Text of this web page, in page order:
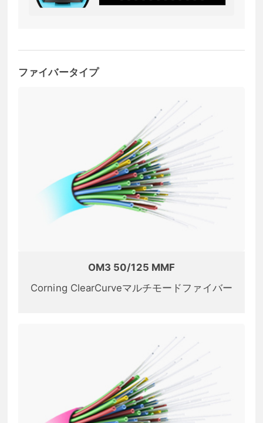
ファイバータイプ
OM3 50/125 MMF
Corning ClearCurveマルチモードファイバー